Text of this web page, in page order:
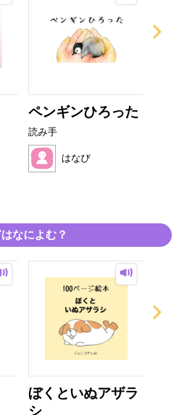
ペンギンひろった
読み手
はなび
なによむ？
ぼくといぬアザラ
シ